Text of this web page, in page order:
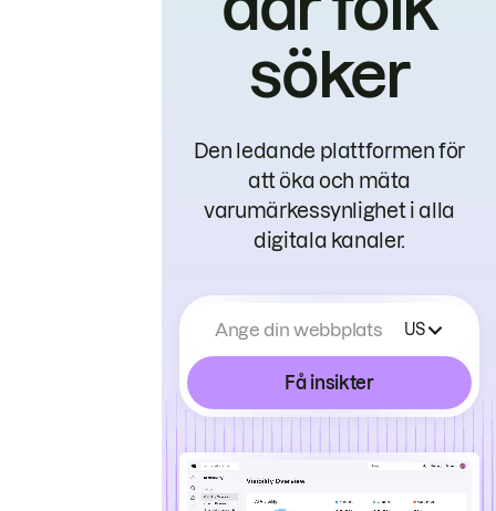
söker
Den ledande plattformen för
att öka och mäta
varumärkessynlighet i alla
digitala kanaler.
Ange din webbplats US
Få insikter